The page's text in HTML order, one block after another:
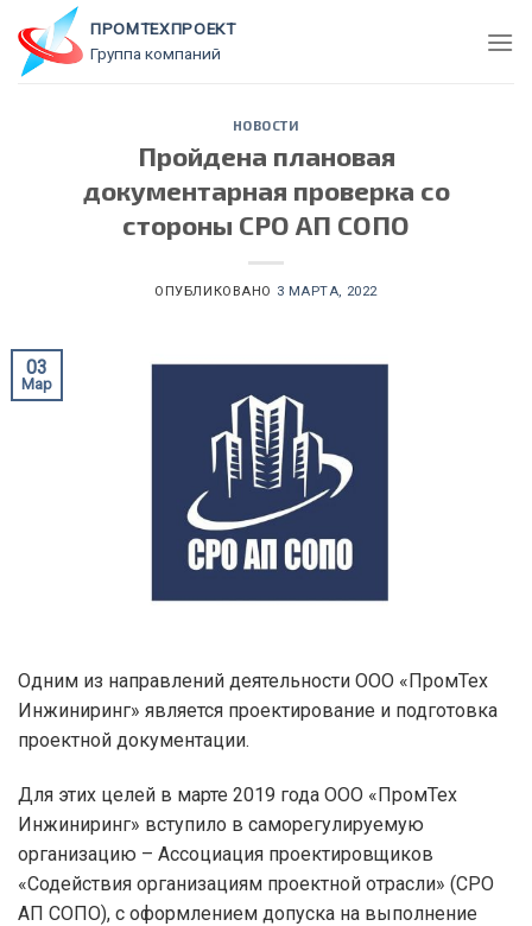
content
ПРОМТЕХПРОЕКТ
Группа компаний
НОВОСТИ
Пройдена плановая
документарная проверка со
стороны СРО АП СОПО
ОПУБЛИКОВАНО 3 МАРТА, 2022
03
Мар
Одним из направлений деятельности ООО «ПромТех
Инжиниринг» является проектирование и подготовка
проектной документации.
Для этих целей в марте 2019 года ООО «ПромТех
Инжиниринг» вступило в саморегулируемую
организацию – Ассоциация проектировщиков
«Содействия организациям проектной отрасли» (СРО
АП СОПО), с оформлением допуска на выполнение